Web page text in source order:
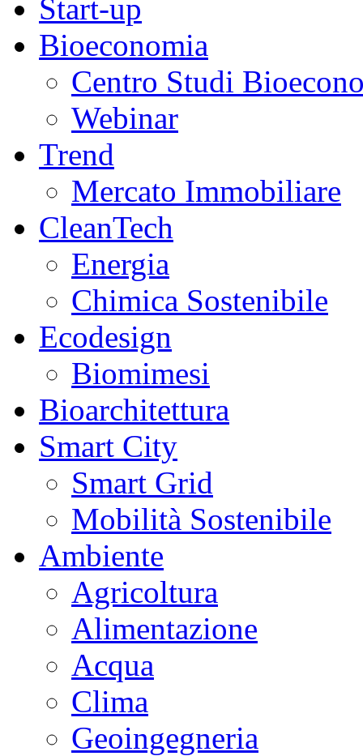
Start-up
Bioeconomia
Centro Studi
Webinar
Trend
Mercato Immobiliare
CleanTech
Energia
Chimica Sostenibile
Ecodesign
Biomimesi
Bioarchitettura
Smart City
Smart Grid
Mobilità Sostenibile
Ambiente
Agricoltura
Alimentazione
Acqua
Clima
Geoingegneria